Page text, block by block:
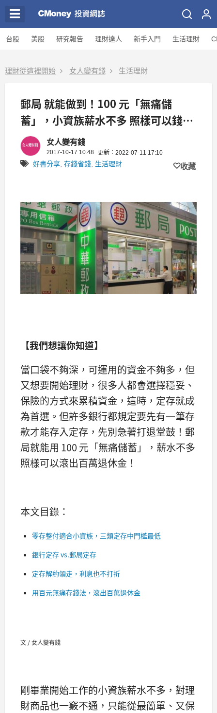
台股 美股 研究報告 理財達人 新手入門 生活理財
理財從這裡開始 女人變有錢 生活理財
郵局 就能做到！100 元「無痛儲
蓄」，小資族薪水不多 照樣可以錢滾
錢！
女人變有錢
2017-10-17 10:48 更新：2022-07-11 17:10
好書分享 存錢省錢 生活理財 收藏
【我們想讓你知道】
當口袋不夠深，可運用的資金不夠多，但
又想要開始理財，很多人都會選擇穩妥、
保險的方式來累積資金，這時，定存就成
為首選。但許多銀行都規定要先有一筆存
款才能存入定存，先別急著打退堂鼓！郵
局就能用 100 元「無痛儲蓄」，薪水不多
照樣可以滾出百萬退休金！
本文目錄：
零存整付適合小資族，三類定存中門檻最低
銀行定存 vs.郵局定存
定存解約領走，利息也不打折
用百元無痛存錢法，滾出百萬退休金
文 / 女人變有錢
剛畢業開始工作的小資族薪水不多，對理
財商品也一竅不通，只能從最簡單、又保